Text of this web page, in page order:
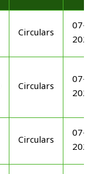
Circulars
07-
Circulars
07-
Circulars
07-